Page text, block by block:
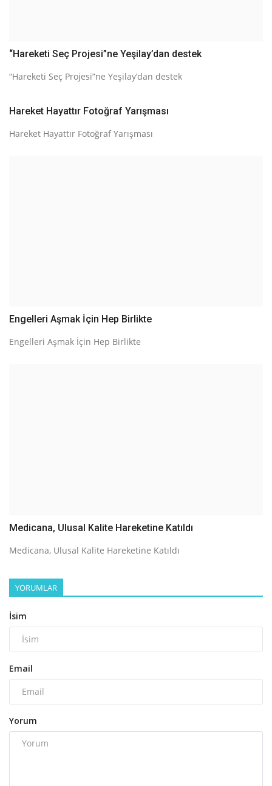
“Hareketi Seç Projesi”ne Yeşilay’dan destek
“Hareketi Seç Projesi”ne Yeşilay’dan destek
Hareket Hayattır Fotoğraf Yarışması
Hareket Hayattır Fotoğraf Yarışması
Engelleri Aşmak İçin Hep Birlikte
Engelleri Aşmak İçin Hep Birlikte
Medicana, Ulusal Kalite Hareketine Katıldı
Medicana, Ulusal Kalite Hareketine Katıldı
YORUMLAR
İsim
Email
Yorum